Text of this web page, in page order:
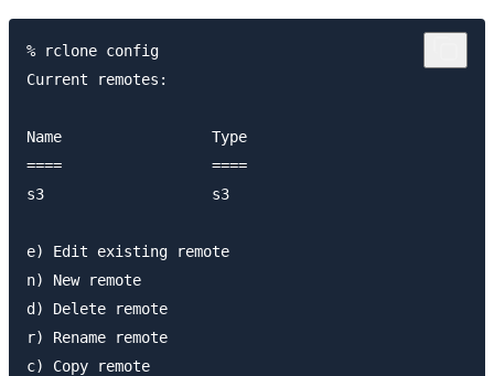
% rclone config
Current remotes:
Name                 Type
====                 ====
s3                   s3
e) Edit existing remote
n) New remote
d) Delete remote
r) Rename remote
c) Copy remote